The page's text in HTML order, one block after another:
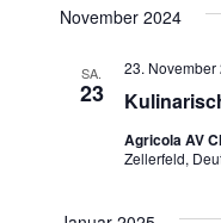
November 2024
SA.
23
23. November
Agricola AV
Zellerfeld,